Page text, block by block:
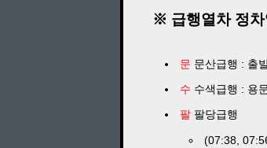
※ 급행열차 정차
문 문산급행 : 출
수 수색급행 : 용
팔 팔당급행
(07:38,